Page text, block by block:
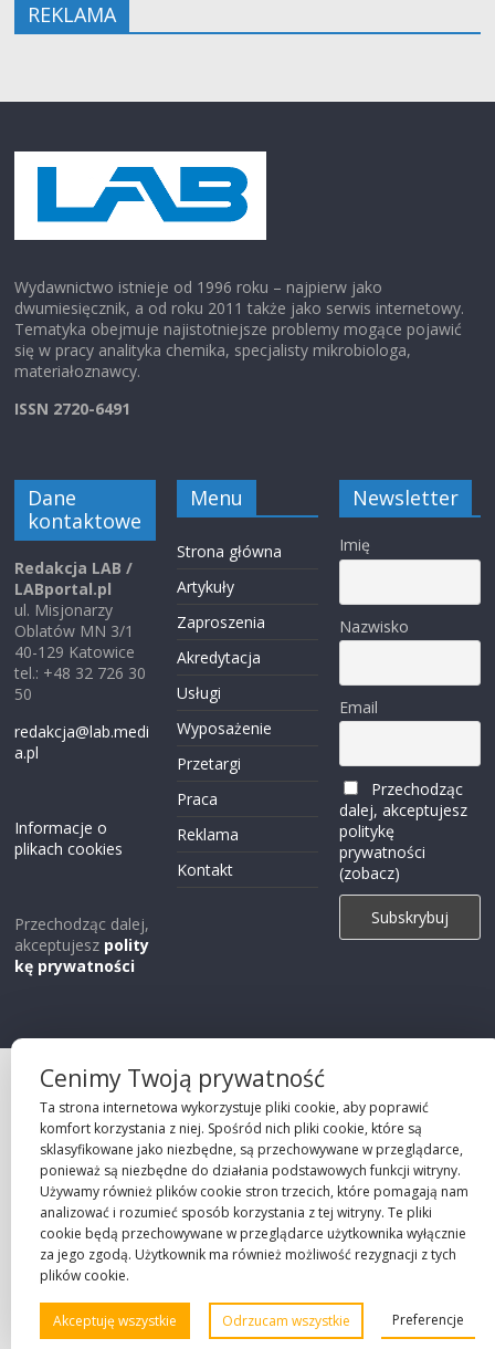
REKLAMA
Wydawnictwo istnieje od 1996 roku – najpierw jako
dwumiesięcznik, a od roku 2011 także jako serwis internetowy.
Tematyka obejmuje najistotniejsze problemy mogące pojawić
się w pracy analityka chemika, specjalisty mikrobiologa,
materiałoznawcy.
ISSN 2720-6491
Dane
kontaktowe
Redakcja LAB /
LABportal.pl
ul. Misjonarzy
Oblatów MN 3/1
40-129 Katowice
tel.: +48 32 726 30
50
redakcja@lab.medi
a.pl
Informacje o
plikach cookies
Przechodząc dalej,
akceptujesz polity
kę prywatności
Menu
Strona główna
Artykuły
Zaproszenia
Akredytacja
Usługi
Wyposażenie
Przetargi
Praca
Reklama
Kontakt
Newsletter
Imię
Nazwisko
Email
Przechodząc
dalej, akceptujesz
politykę
prywatności
(zobacz)
Projekt strony
©2026 Robie Sp. z o.o.
Cenimy Twoją prywatność
Ta strona internetowa wykorzystuje pliki cookie, aby poprawić
komfort korzystania z niej. Spośród nich pliki cookie, które są
sklasyfikowane jako niezbędne, są przechowywane w przeglądarce,
ponieważ są niezbędne do działania podstawowych funkcji witryny.
Używamy również plików cookie stron trzecich, które pomagają nam
analizować i rozumieć sposób korzystania z tej witryny. Te pliki
cookie będą przechowywane w przeglądarce użytkownika wyłącznie
za jego zgodą. Użytkownik ma również możliwość rezygnacji z tych
plików cookie.
Akceptuję wszystkie Odrzucam wszystkie Preferencje